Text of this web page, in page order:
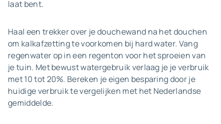
laat bent.
Haal een trekker over je douchewand na het douchen
om kalkafzetting te voorkomen bij hard water. Vang
regenwater op in een regenton voor het sproeien van
je tuin. Met bewust watergebruik verlaag je je verbruik
met 10 tot 20%. Bereken je eigen besparing door je
huidige verbruik te vergelijken met het Nederlandse
gemiddelde.